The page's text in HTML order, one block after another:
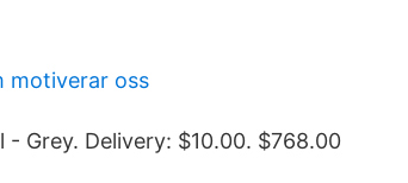
motiverar oss
Grey. Delivery: $10.00. $768.00